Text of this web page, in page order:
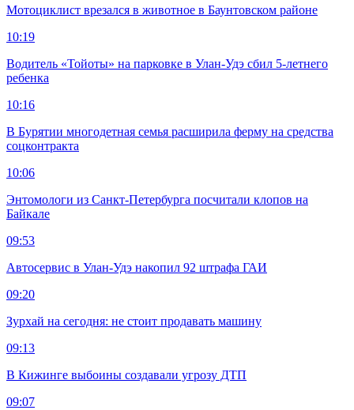
Мотоциклист врезался в животное в Баунтовском районе
10:19
Водитель «Тойоты» на парковке в Улан-Удэ сбил 5-летнего
ребенка
10:16
В Бурятии многодетная семья расширила ферму на средства
соцконтракта
10:06
Энтомологи из Санкт-Петербурга посчитали клопов на
Байкале
09:53
Автосервис в Улан-Удэ накопил 92 штрафа ГАИ
09:20
Зурхай на сегодня: не стоит продавать машину
09:13
В Кижинге выбоины создавали угрозу ДТП
09:07